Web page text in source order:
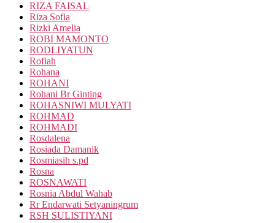
RIZA FAISAL
Riza Sofia
Rizki Amelia
ROBI MAMONTO
RODLIYATUN
Rofiah
Rohana
ROHANI
Rohani Br Ginting
ROHASNIWI MULYATI
ROHMAD
ROHMADI
Rosdalena
Rosiada Damanik
Rosmiasih s.pd
Rosna
ROSNAWATI
Rosnia Abdul Wahab
Rr Endarwati Setyaningrum
RSH SULISTIYANI